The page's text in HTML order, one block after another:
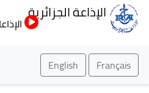
إلى
الإذاعة الجزائرية
الإذاعات
Français
English